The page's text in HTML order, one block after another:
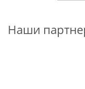
необходимыми
или на одной из
Наши